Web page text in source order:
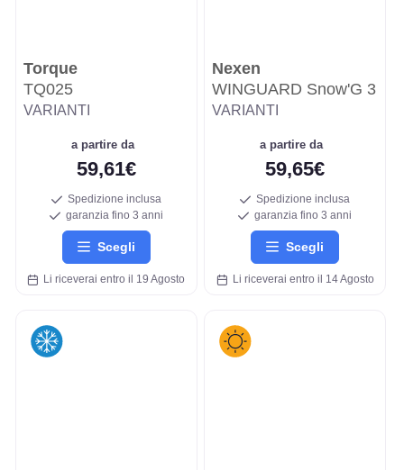
Torque
TQ025
VARIANTI
a partire da
59,61€
Spedizione inclusa
garanzia fino 3 anni
Scegli
Li riceverai entro il 19 Agosto
Nexen
WINGUARD Snow'G 3
VARIANTI
a partire da
59,65€
Spedizione inclusa
garanzia fino 3 anni
Scegli
Li riceverai entro il 14 Agosto